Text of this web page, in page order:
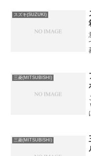
スズキ(SUZUKI)
三菱(MITSUBISHI)
三菱(MITSUBISHI)